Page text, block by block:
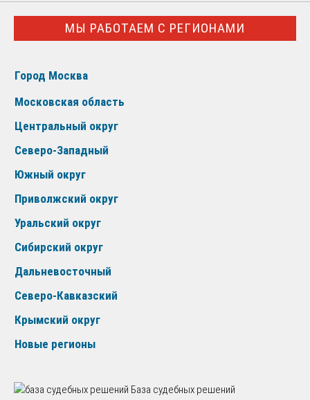
МЫ РАБОТАЕМ С РЕГИОНАМИ
Город Москва
Московская область
Центральный округ
Северо-Западный
Южный округ
Приволжский округ
Уральский округ
Сибирский округ
Дальневосточный
Северо-Кавказский
Крымский округ
Новые регионы
База судебных решений